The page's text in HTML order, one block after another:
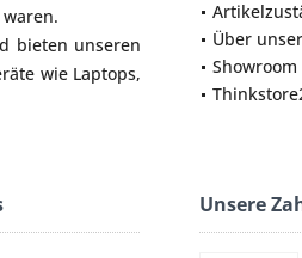
bieten unseren
wie Laptops,
Über
Showroom
Unsere